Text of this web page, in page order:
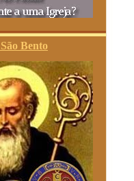
Bento